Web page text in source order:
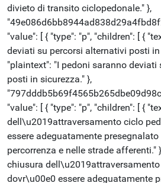
divieto di transito ciclopedonale." },
"value": [ { "type": "p", "children": [ {
deviati su percorsi alternativi posti in
"plaintext": "I pedoni saranno deviati
posti in sicurezza." },
"value": [ { "type": "p", "children": [ {
dell\u2019attraversamento ciclo
essere adeguatamente
percorrenza e nelle strade afferenti."
chiusura
dovr\u00e0 essere adeguatamente